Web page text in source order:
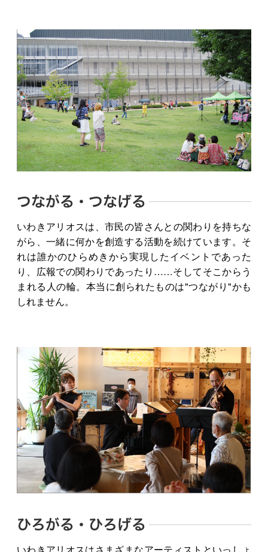
つながる・つなげる
いわきアリオスは、市民の皆さんとの関わりを持ちな
がら、一緒に何かを創造する活動を続けています。そ
れは誰かのひらめきから実現したイベントであった
り、広報での関わりであったり……そしてそこからう
まれる人の輪。本当に創られたものは"つながり"かも
しれません。
ひろがる・ひろげる
いわきアリオスはさまざまなアーティストといっしょ